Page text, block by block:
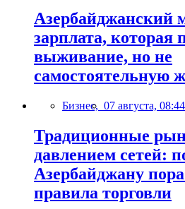
Азербайджанский
зарплата, которая
выживание, но не
самостоятельную
Бизнес, 07 августа, 08:44
Традиционные
давлением сетей:
Азербайджану
правила торговли